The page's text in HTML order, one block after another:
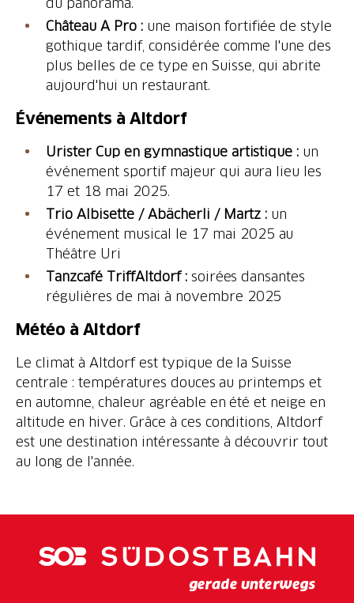
Château A Pro : une maison fortifiée de style
gothique tardif, considérée comme l'une des
plus belles de ce type en Suisse, qui abrite
aujourd'hui un restaurant.
Événements à Altdorf
Urister Cup en gymnastique artistique : un
événement sportif majeur qui aura lieu les
17 et 18 mai 2025.
Trio Albisette / Abächerli / Martz : un
événement musical le 17 mai 2025 au
Théâtre Uri
Tanzcafé TriffAltdorf :soirées dansantes
régulières de mai à novembre 2025
Météo à Altdorf
Le climat à Altdorf est typique de la Suisse
centrale : températures douces au printemps et
en automne, chaleur agréable en été et neige en
altitude en hiver. Grâce à ces conditions, Altdorf
est une destination intéressante à découvrir tout
au long de l'année.